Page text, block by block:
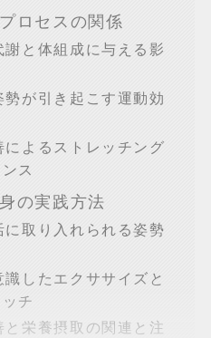
ロセスの関係
と体組成に与える影
が引き起こす運動効
よるストレッチング
ス
の実践方法
取り入れられる姿勢
したエクササイズと
チ
栄養摂取の関連と注